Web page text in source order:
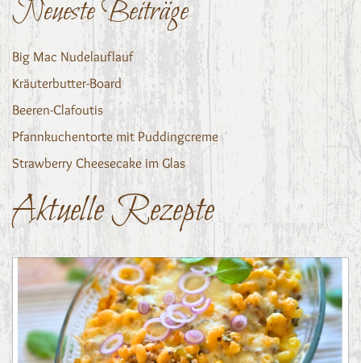
Neueste Beiträge
Big Mac Nudelauflauf
Kräuterbutter-Board
Beeren-Clafoutis
Pfannkuchentorte mit Puddingcreme
Strawberry Cheesecake im Glas
Aktuelle Rezepte